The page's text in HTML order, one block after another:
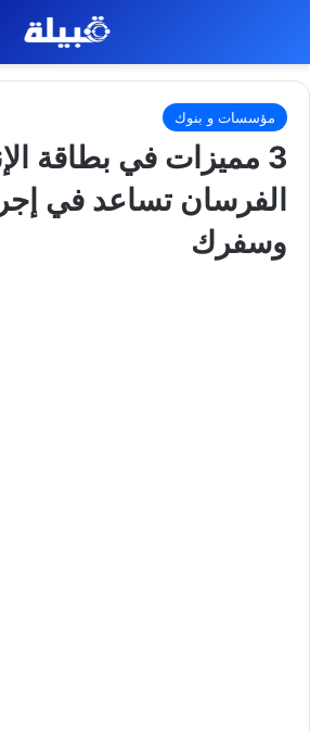
مؤسسات و بنوك
3 مميزات في بطاقة
الفرسان تساعد في
وسفرك